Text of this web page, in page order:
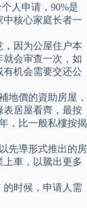
人申请，90%是
核心家庭长者一
因为公屋住户本
会审查一次，如
有机会需要交还公
地價的資助房屋，
表居屋看齊，最按
，比一般私樓按揭
先導形式推出的房
上車，以騰出更多
时候，申请人需